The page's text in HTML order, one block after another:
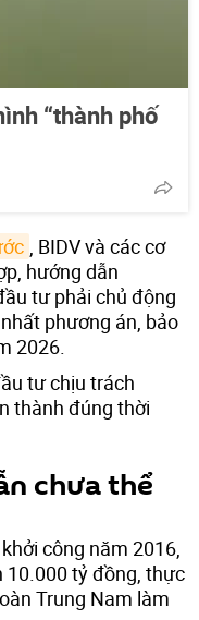
“thành phố
, BIDV và các cơ
hướng dẫn
tư phải chủ động
phương án, bảo
2026.
tư chịu trách
thành đúng thời
chưa thể
công năm 2016,
tỷ đồng, thực
Trung Nam làm